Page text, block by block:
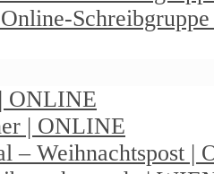
ONLINE
| ONLINE
– Weihnachtspost |